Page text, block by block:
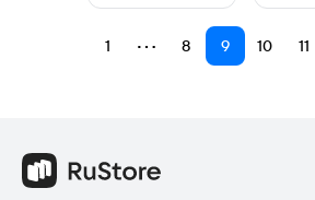
1 ⋯ 8 9 10 11